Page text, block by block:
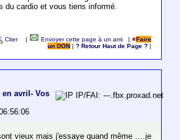
du cardio et vous tiens informé.
Citer Envoyer cette page à un ami |
Faire
un DON
|? Retour Haut de Page ?
en avril- Vos
IP/FAI: ---.fbx.proxad.net
vieux mais j'essaye quand même ….je